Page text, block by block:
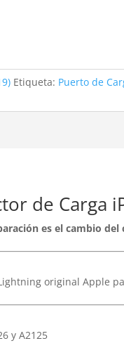
Etiqueta: Puerto de
de Carga
es el cambio
original Apple
y A2125